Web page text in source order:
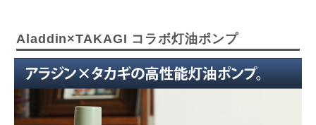
Aladdin×TAKAGI コラボ灯油ポンプ